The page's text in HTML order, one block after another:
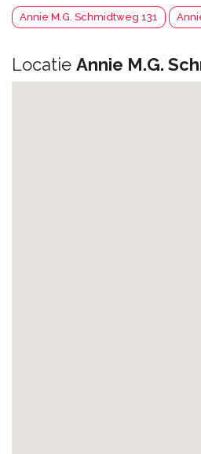
Annie M.G. Schmidtweg 131
Locatie Annie M.G.